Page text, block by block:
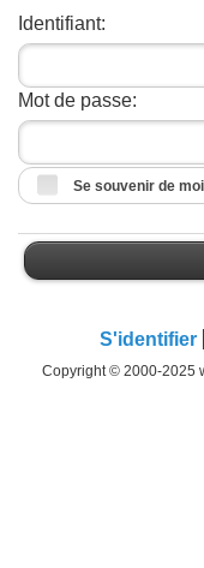
Identifiant:
Mot de passe:
Se souvenir de
S'identifier
Copyright © 2000-2025